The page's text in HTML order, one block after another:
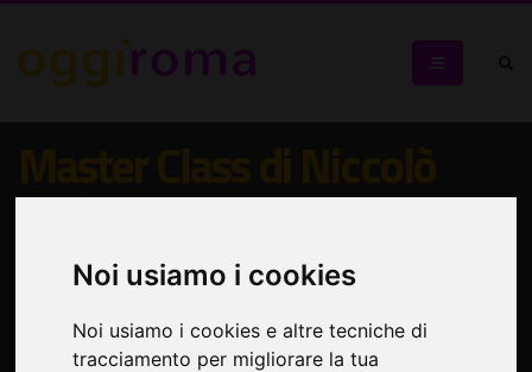
Noi usiamo i cookies
Noi usiamo i cookies e altre tecniche di
tracciamento per migliorare la tua
Fabi
Master di songwriting organizzato dalla Saint Louis
College of Music di Roma